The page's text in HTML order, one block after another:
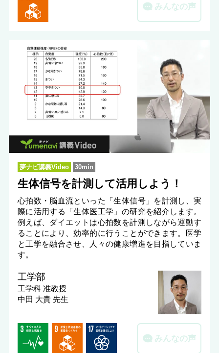
みんなの声
夢ナビ講義Video 30min
生体信号を計測して活用しよう！
心拍数・脳血流といった「生体信号」を計測し、実
際に活用する「生体医工学」の研究を紹介します。
例えば、ダイエットは心拍数を計測しながら運動す
ることにより、効率的に行うことができます。医学
と工学を融合させ、人々の健康増進を目指していま
す。
工学部
工学科 准教授
中田 大貴 先生
みんなの声